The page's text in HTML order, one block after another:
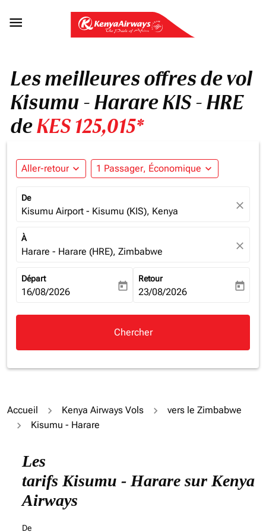

Les meilleures offres de vol
Kisumu - Harare KIS - HRE
deKES 125,015*
Aller-retour expand_more 1 Passager, Économique expand_more
De
Kisumu Airport - Kisumu (KIS), Kenya close
À
Harare - Harare (HRE), Zimbabwe close
Départ
fc-booking-departure-date-aria-label
16/08/2026 today
Retour
fc-booking-return-date-aria-
23/08/2026 today
Chercher
Accueil Kenya Airways Vols
vers le Zimbabwe
Kisumu - Harare
Les
tarifs Kisumu - Harare sur Kenya
Airways
De